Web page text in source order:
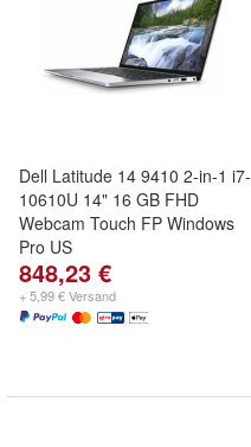
Dell Latitude 14 9410 2-in-1 i7-
10610U 14" 16 GB FHD
Webcam Touch FP Windows
Pro US
848,23 €
+ 5,99 € Versand